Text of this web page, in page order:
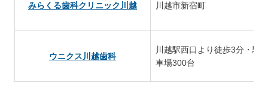
みらくる歯科クリニック川越 川越市新宿町
ウニクス川越歯科
川越駅西口より徒歩3分・駐
車場300台